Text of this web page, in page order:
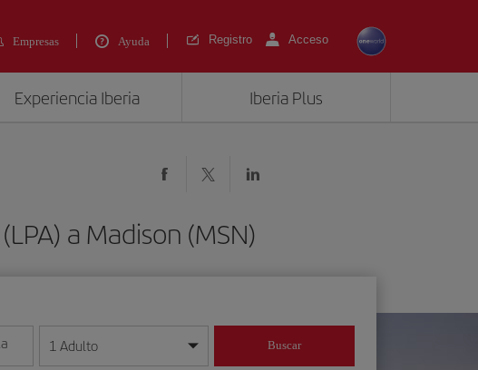
Empresas Ayuda Registro Acceso
Experiencia Iberia Iberia Plus
a Madison (MSN)
en formato día/mes/año
1 Adulto Buscar